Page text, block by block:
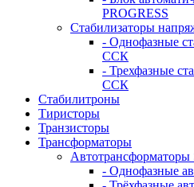
PROGRESS
Стабилизаторы
- Однофазные
ССК
- Трехфазные
ССК
Стабилитроны
Тиристоры
Транзисторы
Трансформаторы
- Однофазные